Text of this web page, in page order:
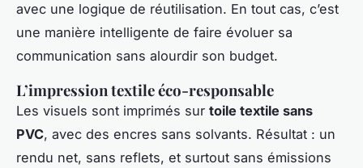
avec une logique de réutilisation. En tout cas, c’est
une manière intelligente de faire évoluer sa
communication sans alourdir son budget.
L’impression textile éco-responsable
Les visuels sont imprimés sur toile textile sans
PVC, avec des encres sans solvants. Résultat : un
rendu net, sans reflets, et surtout sans émissions